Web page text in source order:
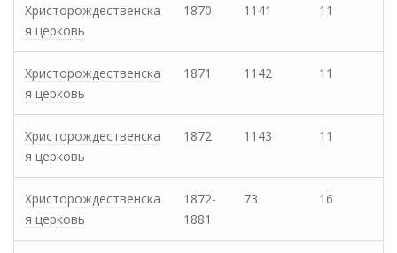
Христорождественска
я церковь
1870 1141 11
Христорождественска
я церковь
1871 1142 11
Христорождественска
я церковь
1872 1143 11
Христорождественска
я церковь
1872-
1881
73 16